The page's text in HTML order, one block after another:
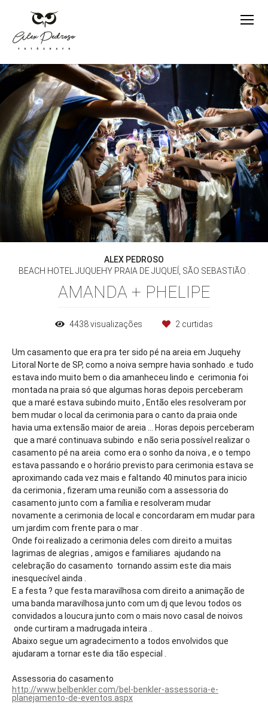
ALEX PEDROSO
BEACH HOTEL JUQUEHY PRAIA DE JUQUEÍ, SÃO SEBASTIÃO .
AMANDA + PHELIPE
4438visualizações 2 curtidas
Um casamento que era pra ter sido pé na areia em Juquehy
Litoral Norte de SP, como a noiva sempre havia sonhado .e tudo
estava indo muito bem o dia amanheceu lindo e cerimonia foi
montada na praia só que algumas horas depois perceberam
que a maré estava subindo muito , Então eles resolveram por
bem mudar o local da cerimonia para o canto da praia onde
havia uma extensão maior de areia ... Horas depois perceberam
que a maré continuava subindo e não seria possível realizar o
casamento pé na areia como era o sonho da noiva , e o tempo
estava passando e o horário previsto para cerimonia estava se
aproximando cada vez mais e faltando 40 minutos para inicio
da cerimonia , fizeram uma reunião com a assessoria do
casamento junto com a família e resolveram mudar
novamente a cerimonia de local e concordaram em mudar para
um jardim com frente para o mar .
Onde foi realizado a cerimonia deles com direito a muitas
lagrimas de alegrias , amigos e familiares ajudando na
celebração do casamento tornando assim este dia mais
inesquecível ainda .
E a festa ? que festa maravilhosa com direito a animação de
uma banda maravilhosa junto com um dj que levou todos os
convidados a loucura junto com o mais novo casal de noivos
onde curtiram a madrugada inteira ..
Abaixo segue um agradecimento a todos envolvidos que
ajudaram a tornar este dia tão especial .
Assessoria do casamento
http://www.belbenkler.com/bel-benkler-assessoria-e-
planejamento-de-eventos.aspx